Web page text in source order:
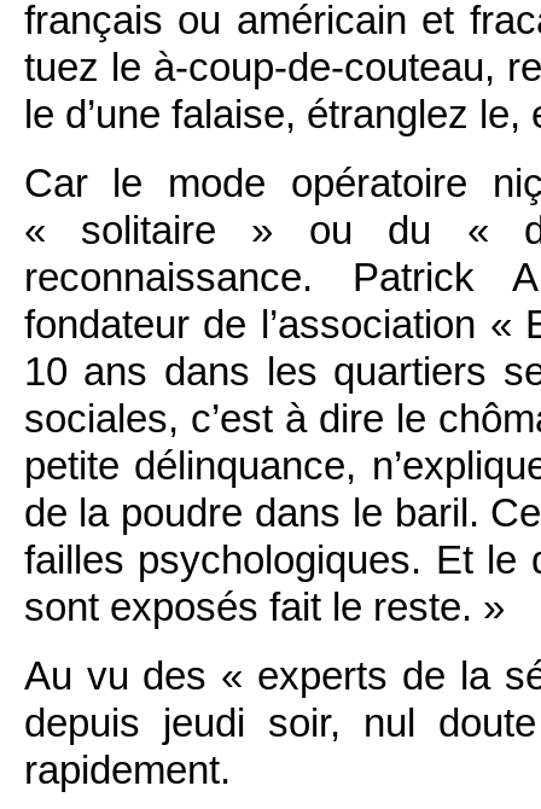
français ou américain et
tuez le à-coup-de-couteau,
le d’une falaise, étranglez
Car le mode opératoire
« solitaire » ou du «
reconnaissance. Patrick
fondateur de l’association
10 ans dans les quartiers
sociales, c’est à dire le
petite délinquance,
de la poudre dans le baril.
failles psychologiques. Et le
sont exposés fait le reste. »
Au vu des « experts de la
depuis jeudi soir, nul
rapidement.